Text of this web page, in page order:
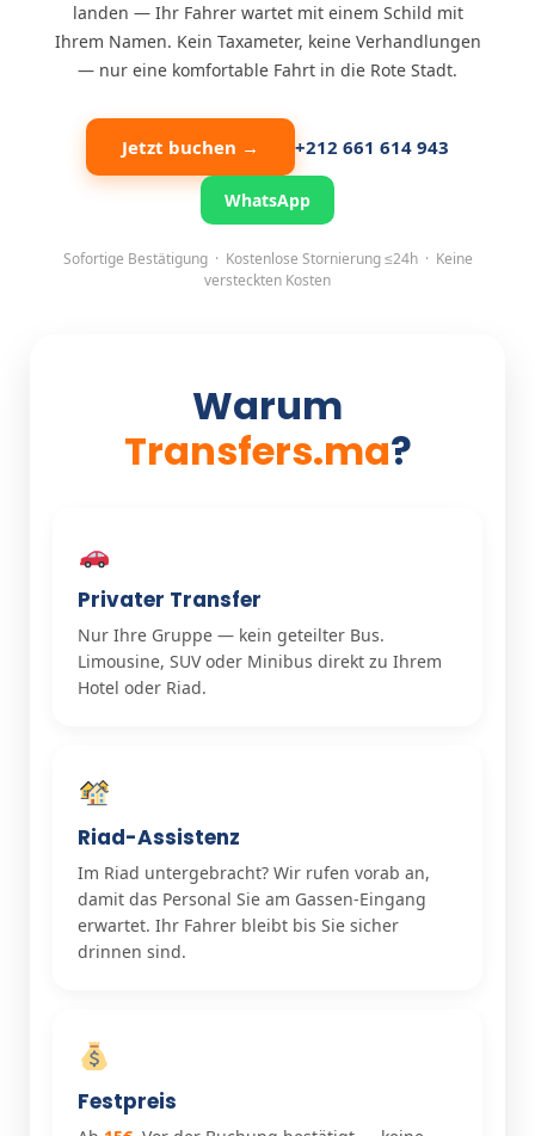
landen — Ihr Fahrer wartet mit einem Schild mit
Ihrem Namen. Kein Taxameter, keine Verhandlungen
— nur eine komfortable Fahrt in die Rote Stadt.
Jetzt buchen → +212 661 614 943
WhatsApp
Sofortige Bestätigung · Kostenlose Stornierung ≤24h · Keine
versteckten Kosten
Warum
Transfers.ma?
Privater Transfer
Nur Ihre Gruppe — kein geteilter Bus.
Limousine, SUV oder Minibus direkt zu Ihrem
Hotel oder Riad.
Riad-Assistenz
Im Riad untergebracht? Wir rufen vorab an,
damit das Personal Sie am Gassen-Eingang
erwartet. Ihr Fahrer bleibt bis Sie sicher
drinnen sind.
Festpreis